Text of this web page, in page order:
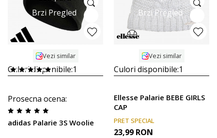
Brzi Pregled
Vezi similar
Culori disponibile:1
Prosecna ocena:
adidas Palarie 3S Woolie
Brzi Pregled
Vezi similar
Culori disponibile:1
Ellesse Palarie BEBE GIRLS
CAP
PRET SPECIAL
23,99 RON